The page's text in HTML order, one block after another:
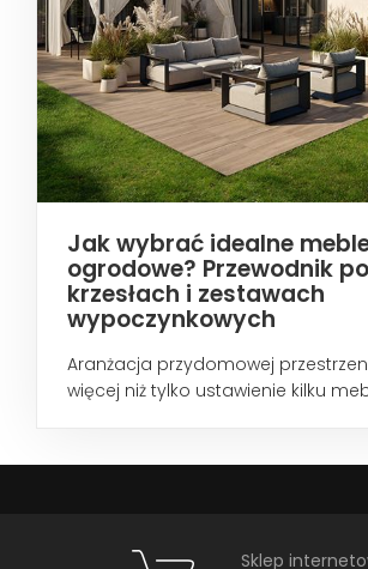
Jak wybrać idealne
ogrodowe? Przewodnik
krzesłach i zestawach
wypoczynkowych
Aranżacja przydomowej
więcej niż tylko ustawienie kilku
Sklep